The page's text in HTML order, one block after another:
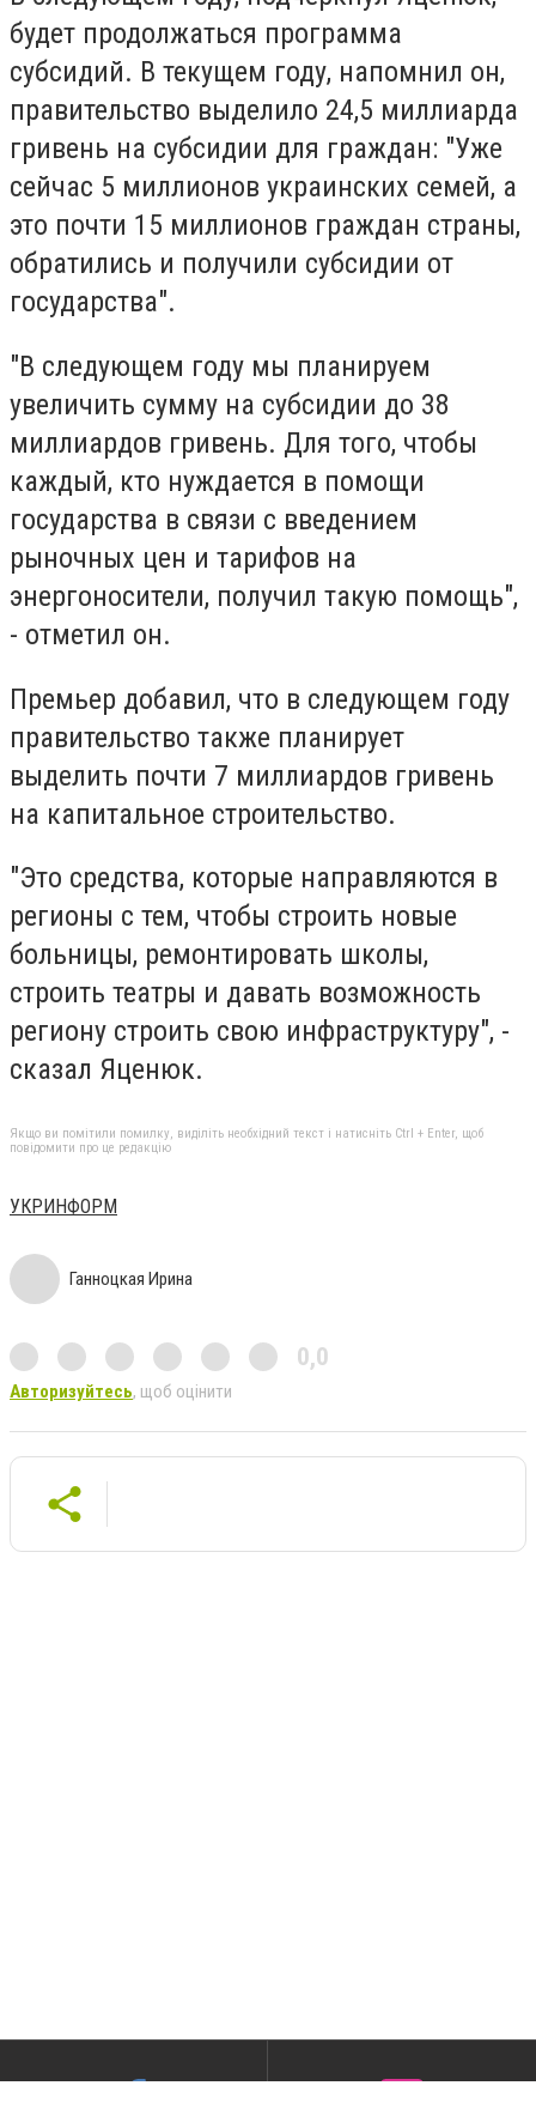
будет продолжаться программа
субсидий. В текущем году, напомнил он,
правительство выделило 24,5 миллиарда
гривень на субсидии для граждан: "Уже
сейчас 5 миллионов украинских семей, а
это почти 15 миллионов граждан страны,
обратились и получили субсидии от
государства".
"В следующем году мы планируем
увеличить сумму на субсидии до 38
миллиардов гривень. Для того, чтобы
каждый, кто нуждается в помощи
государства в связи с введением
рыночных цен и тарифов на
энергоносители, получил такую помощь",
- отметил он.
Премьер добавил, что в следующем году
правительство также планирует
выделить почти 7 миллиардов гривень
на капитальное строительство.
"Это средства, которые направляются в
регионы с тем, чтобы строить новые
больницы, ремонтировать школы,
строить театры и давать возможность
региону строить свою инфраструктуру", -
сказал Яценюк.
Якщо ви помітили помилку, виділіть необхідний текст і натисніть Ctrl + Enter, щоб
повідомити про це редакцію
УКРИНФОРМ
Ганноцкая Ирина
0,0
Авторизуйтесь, щоб оцінити